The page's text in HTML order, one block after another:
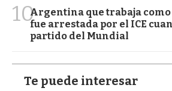
10Argentina que trabaja como
fue arrestada por el ICE
partido del Mundial
Te puede interesar